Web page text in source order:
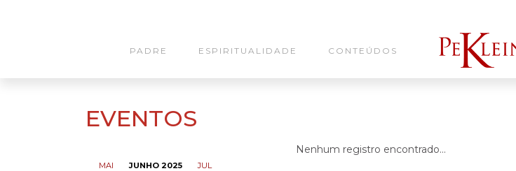
PADRE ESPIRITUALIDADE CONTEÚDOS
EVENTOS
MAI JUNHO 2025 JUL
Nenhum registro encontrado...